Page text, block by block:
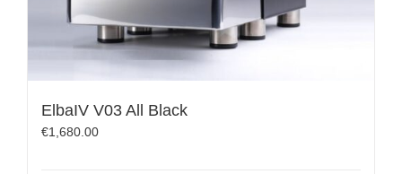
ElbaIV V03 All Black
€1,680.00